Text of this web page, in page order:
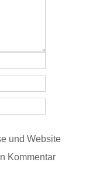
und Website
Kommentar